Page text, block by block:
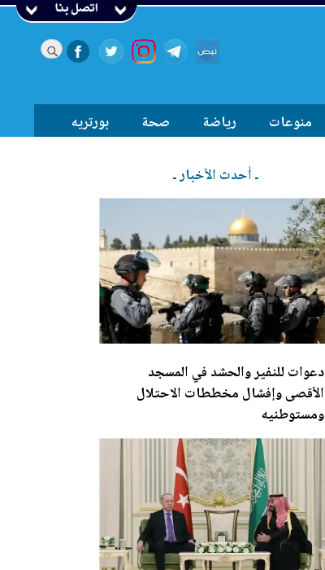
اتصل بنا
منوعات رياضة صحة بورتريه
ـ أحدث الأخبار ـ
دعوات للنفير والحشد في المسجد
الأقصى وإفشال مخططات الاحتلال
ومستوطنيه